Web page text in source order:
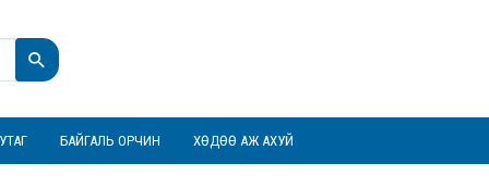
БАЙГАЛЬ ОРЧИН ХӨДӨӨ АЖ АХУЙ